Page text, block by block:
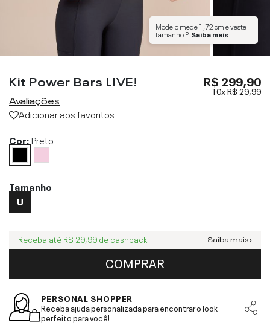
Modelo mede1,72 cme veste
tamanhoP. Saiba mais
Kit Power Bars LIVE!
Avaliações
Adicionar aos favoritos
R$ 299,90
10xR$ 29,99
Cor:Preto
Tamanho
U
Receba até R$ 29,99 de cashback Saiba mais ›
COMPRAR
PERSONAL SHOPPER
Receba ajuda personalizada para encontrar o look
perfeito para você!